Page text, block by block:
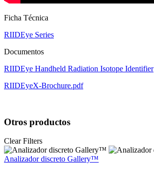
Ficha Técnica
RIIDEye Series
Documentos
RIIDEye Handheld Radiation Isotope Identifier
RIIDEyeX-Brochure.pdf
Otros productos
Clear Filters
Analizador discreto Gallery™